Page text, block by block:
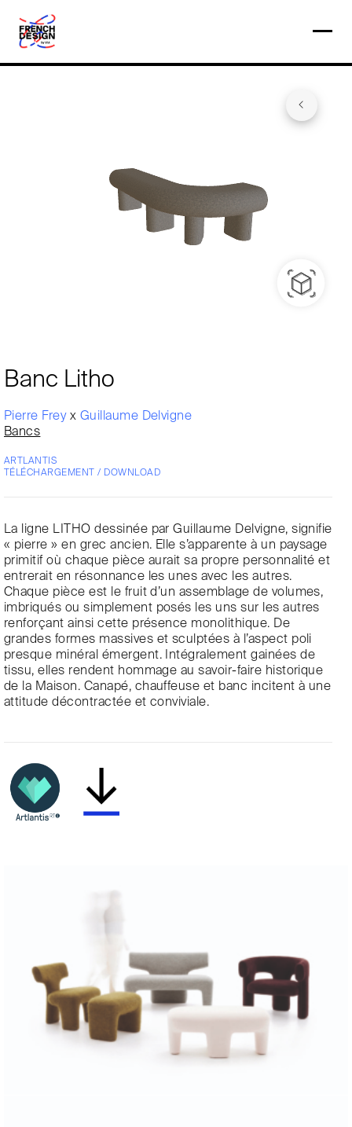
Banc Litho
Pierre Frey x Guillaume Delvigne
Bancs
ARTLANTIS
TÉLÉCHARGEMENT / DOWNLOAD
La ligne LITHO dessinée par Guillaume Delvigne, signifie
« pierre » en grec ancien. Elle s’apparente à un paysage
primitif où chaque pièce aurait sa propre personnalité et
entrerait en résonnance les unes avec les autres.
Chaque pièce est le fruit d’un assemblage de volumes,
imbriqués ou simplement posés les uns sur les autres
renforçant ainsi cette présence monolithique. De
grandes formes massives et sculptées à l’aspect poli
presque minéral émergent. Intégralement gainées de
tissu, elles rendent hommage au savoir-faire historique
de la Maison. Canapé, chauffeuse et banc incitent à une
attitude décontractée et conviviale.